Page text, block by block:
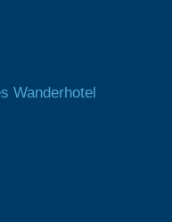
Wanderhotel